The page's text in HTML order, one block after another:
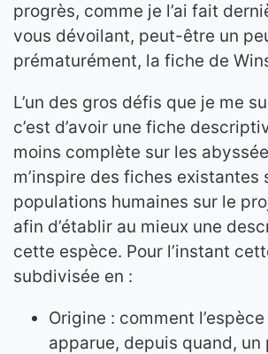
progrès, comme je l’ai fait
vous dévoilant, peut-être un
prématurément, la fiche de
L’un des gros défis que je me
c’est d’avoir une fiche
moins complète sur les
m’inspire des fiches existantes
populations humaines sur le
afin d’établir au mieux une
cette espèce. Pour l’instant
subdivisée en :
Origine : comment
apparue, depuis quand, un